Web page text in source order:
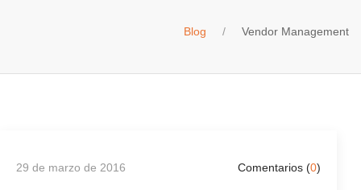
Blog Vendor Management
29 de marzo de 2016 Comentarios (0)